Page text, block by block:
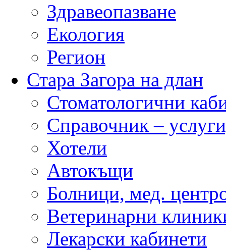
Здравеопазване
Екология
Регион
Стара Загора на длан
Стоматологични
Справочник –
Хотели
Автокъщи
Болници, мед.
Ветеринарни
Лекарски кабинети